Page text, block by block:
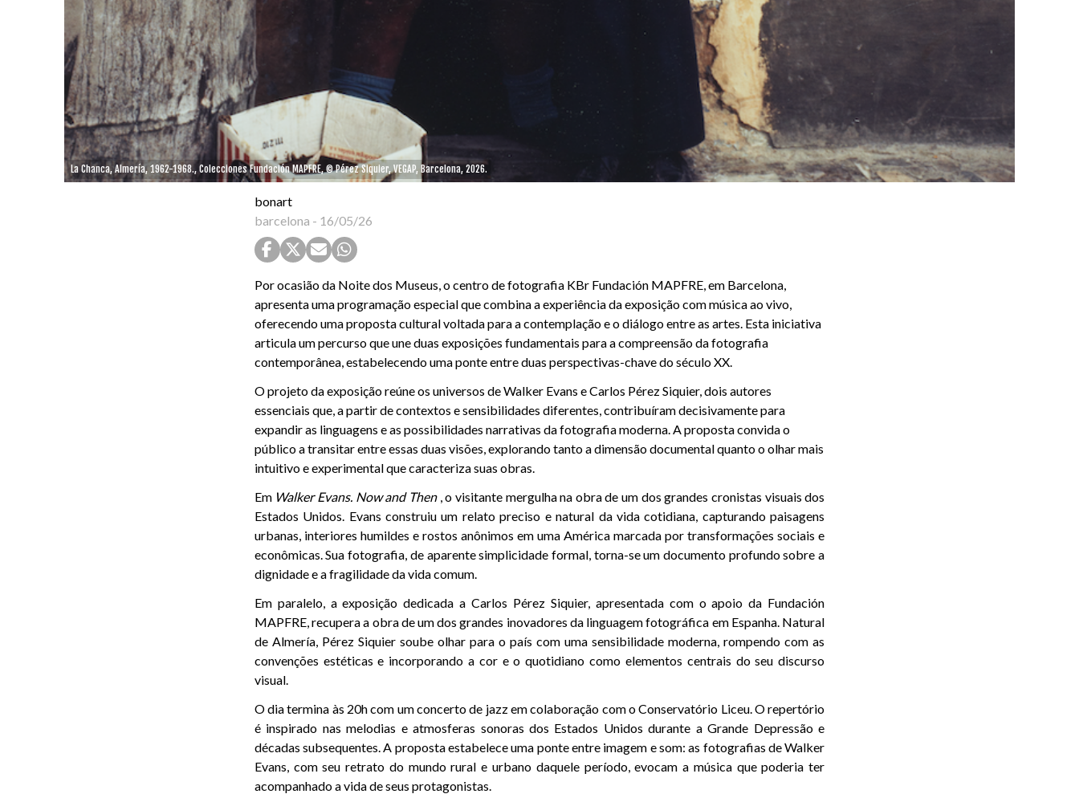
La Chanca, Almería, 1962-1968., Colecciones Fundación MAPFRE, © Pérez Siquier, VEGAP, Barcelona, 2026.
bonart
barcelona - 16/05/26
Por ocasião da Noite dos Museus, o centro de fotografia KBr Fundación MAPFRE, em Barcelona,
apresenta uma programação especial que combina a experiência da exposição com música ao vivo,
oferecendo uma proposta cultural voltada para a contemplação e o diálogo entre as artes. Esta iniciativa
articula um percurso que une duas exposições fundamentais para a compreensão da fotografia
contemporânea, estabelecendo uma ponte entre duas perspectivas-chave do século XX.
O projeto da exposição reúne os universos de Walker Evans e Carlos Pérez Siquier, dois autores
essenciais que, a partir de contextos e sensibilidades diferentes, contribuíram decisivamente para
expandir as linguagens e as possibilidades narrativas da fotografia moderna. A proposta convida o
público a transitar entre essas duas visões, explorando tanto a dimensão documental quanto o olhar mais
intuitivo e experimental que caracteriza suas obras.
Em Walker Evans. Now and Then, o visitante mergulha na obra de um dos grandes cronistas visuais dos
Estados Unidos. Evans construiu um relato preciso e natural da vida cotidiana, capturando paisagens
urbanas, interiores humildes e rostos anônimos em uma América marcada por transformações sociais e
econômicas. Sua fotografia, de aparente simplicidade formal, torna-se um documento profundo sobre a
dignidade e a fragilidade da vida comum.
Em paralelo, a exposição dedicada a Carlos Pérez Siquier, apresentada com o apoio da Fundación
MAPFRE, recupera a obra de um dos grandes inovadores da linguagem fotográfica em Espanha. Natural
de Almería, Pérez Siquier soube olhar para o país com uma sensibilidade moderna, rompendo com as
convenções estéticas e incorporando a cor e o quotidiano como elementos centrais do seu discurso
visual.
O dia termina às 20h com um concerto de jazz em colaboração com o Conservatório Liceu. O repertório
é inspirado nas melodias e atmosferas sonoras dos Estados Unidos durante a Grande Depressão e
décadas subsequentes. A proposta estabelece uma ponte entre imagem e som: as fotografias de Walker
Evans, com seu retrato do mundo rural e urbano daquele período, evocam a música que poderia ter
acompanhado a vida de seus protagonistas.